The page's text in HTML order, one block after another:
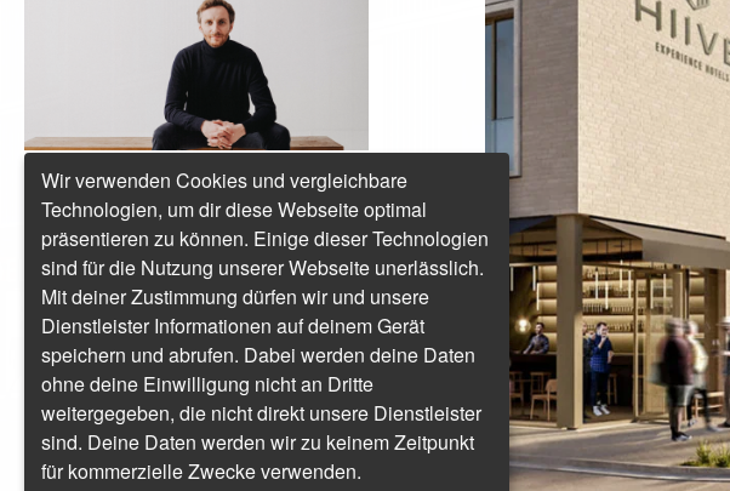
VON ALYSSIA GROSSE
Drei Monate nachunseremBerichtin der ersten
GESCHMACKVOLL-Ausgabetreffen wir Konrad
Lüders, den Geschäftsführenden Gesellschafter der
HIIVE Hotels Group, wieder. In einem spannenden
Interview verrät er uns, wie der Bau der
Großimmobilie voranschreitet, welche Ideen sich
konkretisiert haben und was er persönlich an seiner
Arbeit und der Branche schätzt.
Wir verwenden Cookies und vergleichbare
Technologien, um dir diese Webseite optimal
präsentieren zu können. Einige dieser Technologien
sind für die Nutzung unserer Webseite unerlässlich.
Mit deiner Zustimmung dürfen wir und unsere
Dienstleister Informationen auf deinem Gerät
speichern und abrufen. Dabei werden deine Daten
ohne deine Einwilligung nicht an Dritte
weitergegeben, die nicht direkt unsere Dienstleister
sind. Deine Daten werden wir zu keinem Zeitpunkt
für kommerzielle Zwecke verwenden.